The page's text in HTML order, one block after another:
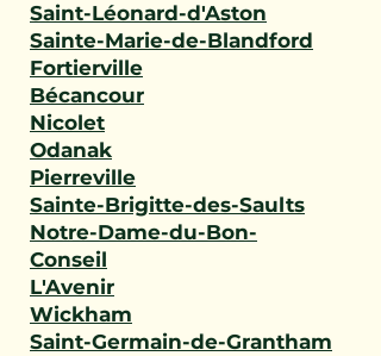
Saint-Léonard-d'Aston
Sainte-Marie-de-Blandford
Fortierville
Bécancour
Nicolet
Odanak
Pierreville
Sainte-Brigitte-des-Saults
Notre-Dame-du-Bon-
Conseil
L'Avenir
Wickham
Saint-Germain-de-Grantham